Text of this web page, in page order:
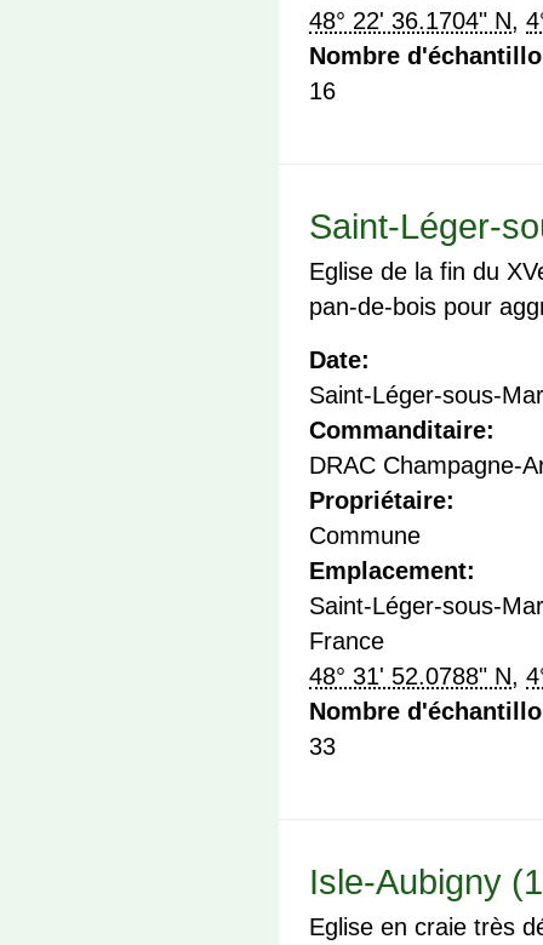
48° 22' 36.1704" N,
Nombre
16
Saint-Léger-
Eglise de la fin du
pan-de-bois pour
Date:
Saint-Léger-sous-
Commanditaire:
DRAC Champagne-
Propriétaire:
Commune
Emplacement:
Saint-Léger-sous-
France
48° 31' 52.0788" N,
Nombre
33
Isle-Aubigny
Eglise en craie très